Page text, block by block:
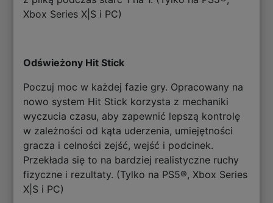
Xbox Series X|S i PC)
Odświeżony Hit Stick
Poczuj moc w każdej fazie gry. Opracowany na
nowo system Hit Stick korzysta z mechaniki
wyczucia czasu, aby zapewnić lepszą kontrolę
w zależności od kąta uderzenia, umiejętności
gracza i celności zejść, wejść i podcinek.
Przekłada się to na bardziej realistyczne ruchy
fizyczne i rezultaty. (Tylko na PS5®, Xbox Series
X|S i PC)